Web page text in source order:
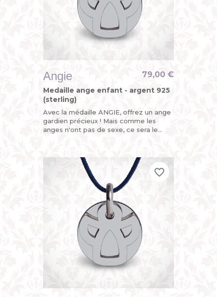
Angie
Medaille ange enfant - argent 925
(sterling)
Avec la médaille ANGIE, offrez un ange
gardien précieux ! Mais comme les
anges n'ont pas de sexe, ce sera le
79,00 €
favorite_border
favorite_border
favorite_border